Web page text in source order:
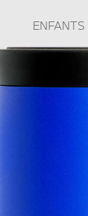
ENFANTS